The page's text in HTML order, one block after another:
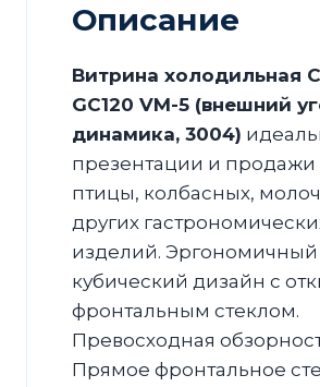
3004)Описание
Витрина холодильная
GC120 VM-5 (внешний
динамика, 3004)
презентации и продажи
птицы, колбасных,
других
изделий. Эргономичный
кубический дизайн с
фронтальным стеклом.
Превосходная
Прямое фронтальное